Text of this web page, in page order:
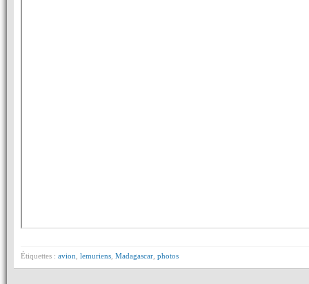
Étiquettes : avion lemuriens Madagascar photos